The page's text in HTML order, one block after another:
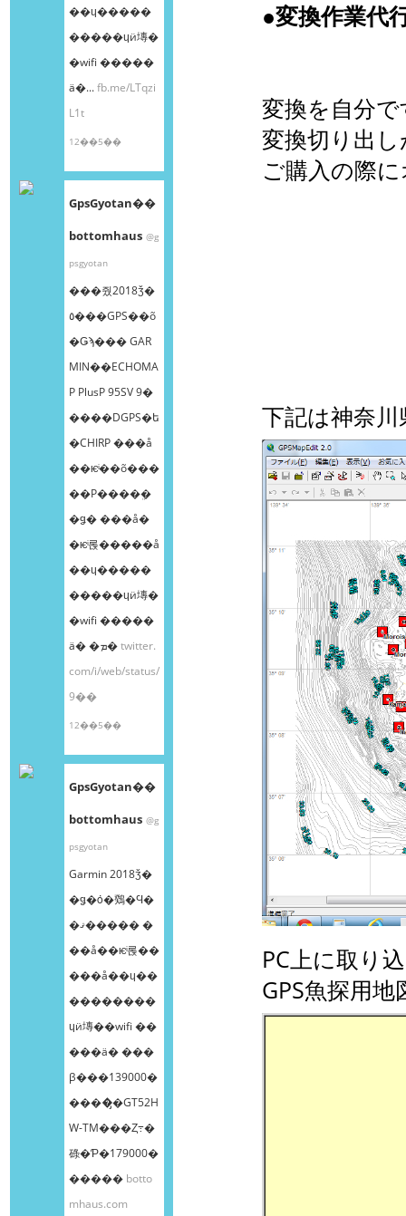
��ɥ�����
�����ɥӥ塼�
�wifi �����
ä�...fb.me/LTqzi
L1t
12��5��
GpsGyotan��
bottomhaus @g
psgyotan
���줬2018ǯ�
٥���GPS��õ
�Ǥϡ��� GAR
MIN��ECHOMA
P PlusP 95SV 9�
����DGPS�ե
�CHIRP ���å
��ѥͥ��õ���
��Ρ����ܸ�
�ǥ� ���å�
�ѥͥ롡�����å
��ɥ�����
�����ɥӥ塼�
�wifi �����
ä� �ܡ�twitter.
com/i/web/status/
9��
12��5��
GpsGyotan��
bottomhaus @g
psgyotan
Garmin 2018ǯ�
�ǥ�ȯ�䳫�Ϥ�
�ޤ����� �
��å��ѥͥ롡��
���å��ɥ��
��������
ɥӥ塼��wifi ��
���ä� ���
β���139000�
����̡�GT52H
W-TM���Ȥ߹�
碌�Ƥ�179000�
����� botto
mhaus.com
●変換作業代
変換を自分
変換切り出
ご購入の際
下記は神奈
PC上に取り
GPS魚探用